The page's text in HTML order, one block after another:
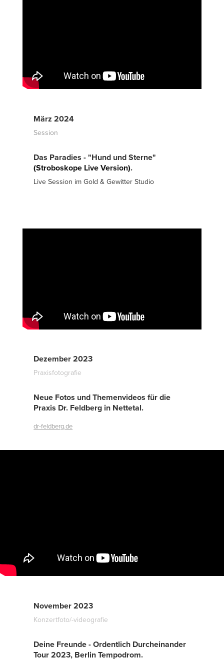
März 2024
Session
Das Paradies - "Hund und Sterne"
(Stroboskope Live Version).
Live Session im Gold & Gewitter Studio
Dezember 2023
Praxisfotografie
Neue Fotos und Themenvideos für die
Praxis Dr. Feldberg in Nettetal.
dr-feldberg.de
November 2023
Konzertfoto/-videografie
Deine Freunde - Ordentlich Durcheinander
Tour 2023, Berlin Tempodrom.